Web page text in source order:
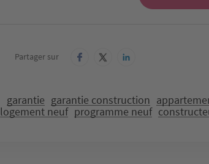
Partager sur
garantie garantie construction
logement neuf programme neuf